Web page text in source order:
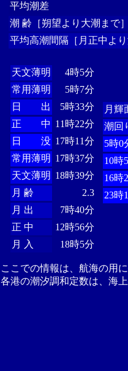
平均潮差
潮 齢［朔望より大潮まで］
平均高潮間隔［月正中より
天文薄明
4時5分
常用薄明
5時7分
日 出
5時33分
正 中 11時22分
日 没 17時11分
常用薄明 17時37分
天文薄明 18時39分
月 齢
2.3
月 出
7時40分
正 中
12時56分
月 入
18時5分
月輝
潮回
5時0
10時
16時
23時
ここでの情報は、航海の用
各港の潮汐調和定数は、海